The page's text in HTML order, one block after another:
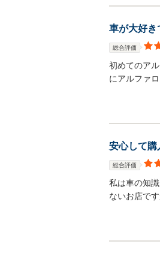
車が大好き
総合評価
初めてのア
にアルファ
安心して購
総合評価
私は車の知
ないお店で